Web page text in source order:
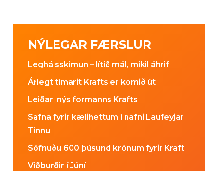
NÝLEGAR FÆRSLUR
Leghálsskimun – lítið mál, mikil áhrif
Árlegt tímarit Krafts er komið út
Leiðari nýs formanns Krafts
Safna fyrir kælihettum í nafni Laufeyjar
Tinnu
Söfnuðu 600 þúsund krónum fyrir Kraft
Viðburðir í Júní